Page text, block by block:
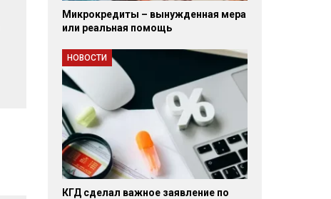
Микрокредиты – вынужденная мера
или реальная помощь
НОВОСТИ
КГД сделал важное заявление по